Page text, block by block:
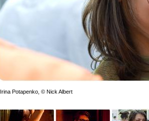
Irina Potapenko, © Nick Albert